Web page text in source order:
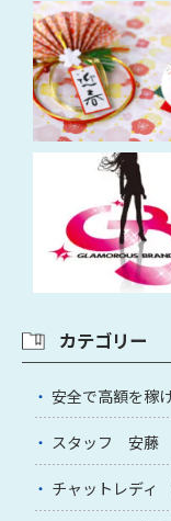
カテゴリー
安全で高額を稼
スタッフ 安藤
チャットレディ